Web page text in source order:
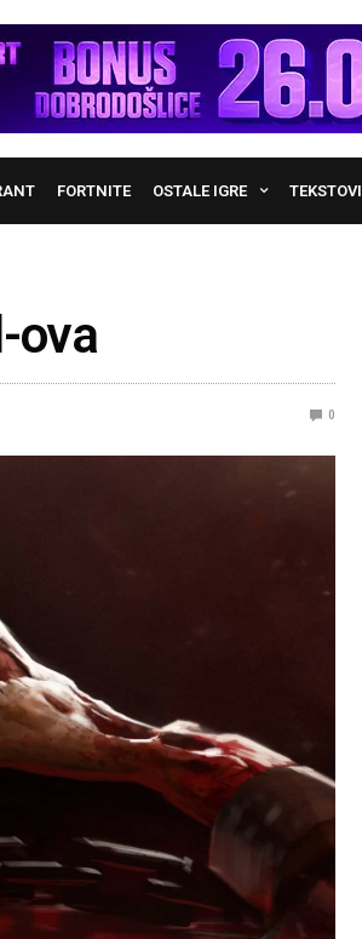
FORTNITE OSTALE IGRE TEKSTOVI
ova
0